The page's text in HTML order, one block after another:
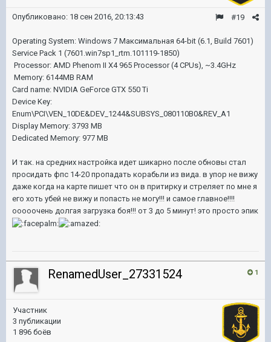
#19
Опубликовано: 18 сен 2016, 20:13:43
Operating System: Windows 7 Максимальная 64-bit (6.1, Build 7601)
Service Pack 1 (7601.win7sp1_rtm.101119-1850)
Processor: AMD Phenom II X4 965 Processor (4 CPUs), ~3.4GHz
Memory: 6144MB RAM
Card name: NVIDIA GeForce GTX 550 Ti
Device Key:
Enum\PCI\VEN_10DE&DEV_1244&SUBSYS_080110B0&REV_A1
Display Memory: 3793 MB
Dedicated Memory: 977 MB
И так. на средних настройка идет шикарно после обновы стал
просидать фпс 14-20 пропадать корабьли из вида. в упор не вижу
даже когда на карте пишет что он в притирку и стреляет по мне я
его хоть убей не вижу и попасть не могу!!! и самое главное!!!!
ооооочень долгая загрузка боя!!! от 3 до 5 минут! это просто эпик
1
RenamedUser_27331524
Участник
3 публикации
1 896 боёв